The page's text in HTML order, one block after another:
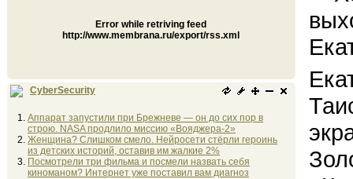
Error while retriving feed
http://www.membrana.ru/export/rss.xml
CyberSecurity
Аппарат запустили при Брежневе — он до сих пор в
строю. NASA продлило миссию «Вояджера-2»
Женщина? Слишком смело. Нейросети стёрли героинь
из детских историй, оставив им жалкие 2%
Посмотрели три фильма и посмели назвать себя
киноманом? Интернет уже поставил вам диагноз